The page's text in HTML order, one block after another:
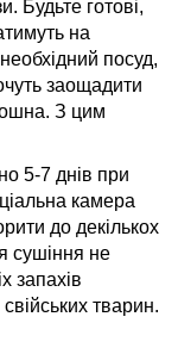
Будьте готові,
на
посуд,
заощадити
З цим
5-7 днів при
камера
до декількох
сушіння не
запахів
тварин.